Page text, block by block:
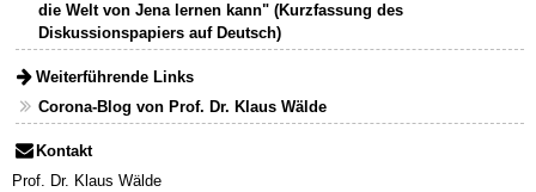
die Welt von Jena lernen kann" (Kurzfassung des
Diskussionspapiers auf Deutsch)
Weiterführende Links
Corona-Blog von Prof. Dr. Klaus Wälde
Kontakt
Prof. Dr. Klaus Wälde